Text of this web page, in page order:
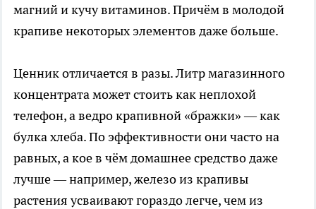
магний и кучу витаминов. Причём в молодой
крапиве некоторых элементов даже больше.
Ценник отличается в разы. Литр магазинного
концентрата может стоить как неплохой
телефон, а ведро крапивной «бражки» — как
булка хлеба. По эффективности они часто на
равных, а кое в чём домашнее средство даже
лучше — например, железо из крапивы
растения усваивают гораздо легче, чем из